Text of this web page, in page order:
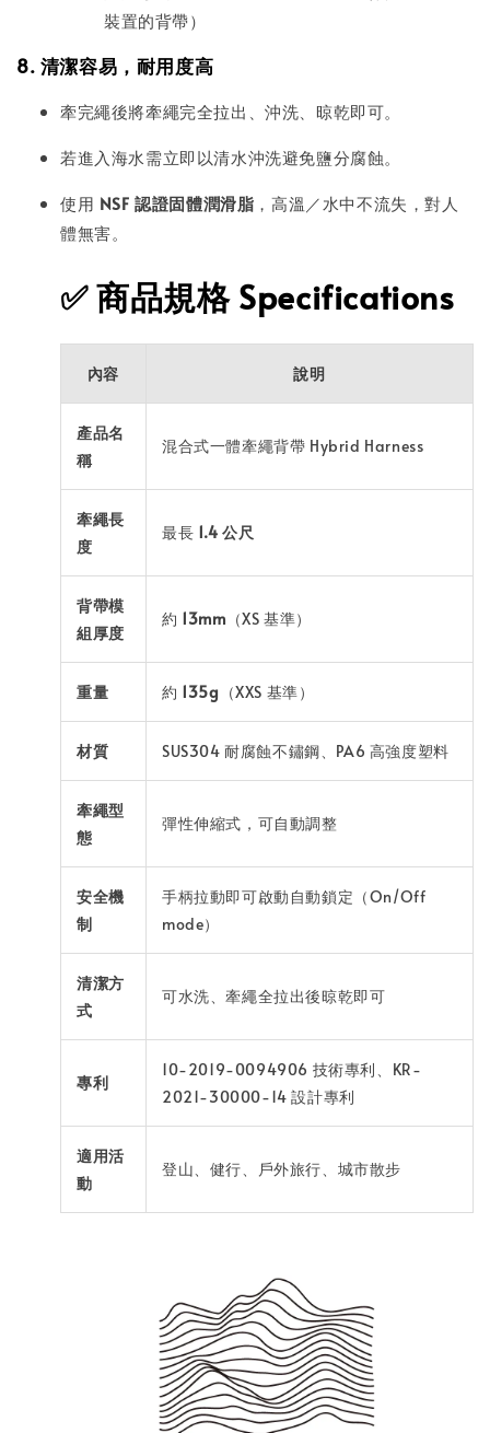
裝置的背帶）
8. 清潔容易，耐用度高
牽完繩後將牽繩完全拉出、沖洗、晾乾即可。
若進入海水需立即以清水沖洗避免鹽分腐蝕。
使用 NSF 認證固體潤滑脂 ，高溫／水中不流失，對人
體無害。
✅商品規格 Specifications
內容 說明
產品名
稱
混合式一體牽繩背帶 Hybrid Harness
牽繩長
度
最長 1.4 公尺
背帶模
組厚度
約 13mm （XS 基準）
重量 約 135g （XXS 基準）
材質 SUS304 耐腐蝕不鏽鋼、PA6 高強度塑料
牽繩型
態
彈性伸縮式，可自動調整
安全機
制
手柄拉動即可啟動自動鎖定（On/Off
mode）
清潔方
式
可水洗、牽繩全拉出後晾乾即可
專利
10-2019-0094906 技術專利、KR-
2021-30000-14 設計專利
適用活
動
登山、健行、戶外旅行、城市散步